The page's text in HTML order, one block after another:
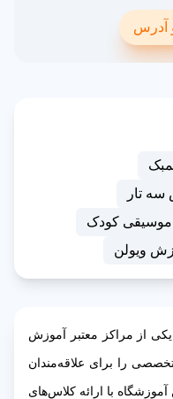
آدرس
سه تار
کودک
ویولن
از مراکز معتبر آموزش
را برای علاقه‌مندان
با ارائه کلاس‌های